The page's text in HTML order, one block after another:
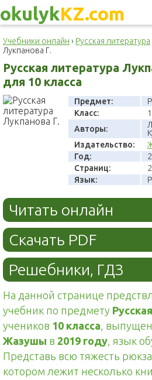
okulykKZ.com
Учебники онлайн › Русская литература
Лукпанова Г.
Русская литература
для 10 класса
Предмет:
Класс:
Авторы:
Издательство:
Год:
Страниц:
Язык:
Читать онлайн
Скачать PDF
Решебники, ГДЗ
На данной странице
учебник по предмету
учеников 10 класса, выпущен
Жазушы в 2019 году, язык
Представь всю тяжесть
котором лежит несколько